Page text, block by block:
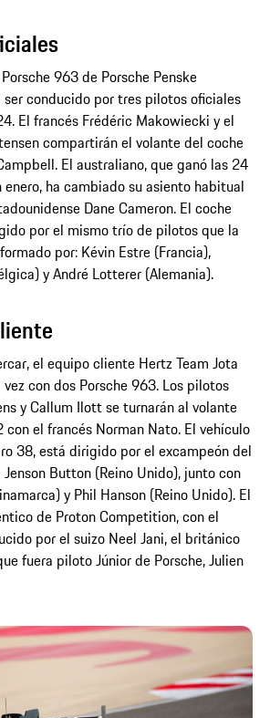
963 de Porsche Penske
conducido por tres pilotos oficiales
El francés Frédéric Makowiecki y el
compartirán el volante del coche
El australiano, que ganó las 24
enero, ha cambiado su asiento habitual
Dane Cameron. El coche
por el mismo trío de pilotos que la
por: Kévin Estre (Francia),
y André Lotterer (Alemania).
el equipo cliente Hertz Team Jota
con dos Porsche 963. Los pilotos
y Callum Ilott se turnarán al volante
el francés Norman Nato. El vehículo
38, está dirigido por el excampeón del
Button (Reino Unido), junto con
y Phil Hanson (Reino Unido). El
de Proton Competition, con el
por el suizo Neel Jani, el británico
fuera piloto Júnior de Porsche, Julien